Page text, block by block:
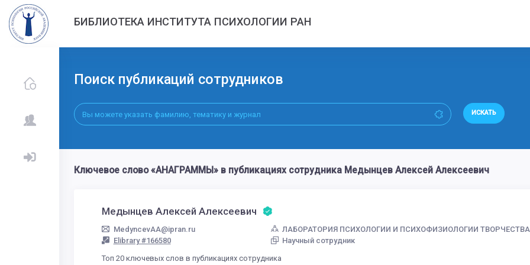
БИБЛИОТЕКА ИНСТИТУТА ПСИХОЛОГИИ РАН
Поиск публикаций сотрудников
ИСКАТЬ
Ключевое слово «АНАГРАММЫ» в публикациях сотрудника Медынцев Алексей Алексеевич
Медынцев Алексей Алексеевич
MedyncevAA@ipran.ru
Elibrary #166580
ЛАБОРАТОРИЯ ПСИХОЛОГИИ И ПСИХОФИЗИОЛОГИИ ТВОРЧЕСТВА
Научный сотрудник
Топ 20 ключевых слов в публикациях сотрудника